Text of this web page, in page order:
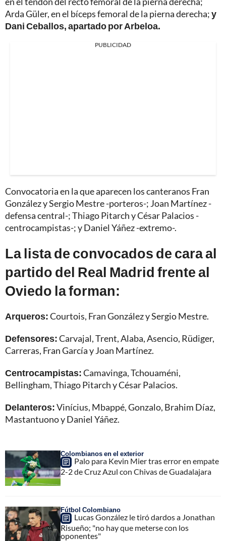
Arda Güler, en el bíceps femoral de la pierna derecha;y
Dani Ceballos, apartado por Arbeloa.
PUBLICIDAD
Convocatoria en la que aparecen los canteranos Fran
González y Sergio Mestre -porteros-; Joan Martínez -
defensa central-; Thiago Pitarch y César Palacios -
centrocampistas-; y Daniel Yáñez -extremo-.
La lista de convocados de cara al
partido del Real Madrid frente al
Oviedo la forman:
Arqueros:Courtois, Fran González y Sergio Mestre.
Defensores:Carvajal, Trent, Alaba, Asencio, Rüdiger,
Carreras, Fran García y Joan Martínez.
Centrocampistas:Camavinga, Tchouaméni,
Bellingham, Thiago Pitarch y César Palacios.
Delanteros:Vinícius, Mbappé, Gonzalo, Brahim Díaz,
Mastantuono y Daniel Yáñez.
Colombianos en el exterior
Palo para Kevin Mier tras error en empate
2-2 de Cruz Azul con Chivas de Guadalajara
Fútbol Colombiano
Lucas González le tiró dardos a Jonathan
Risueño; "no hay que meterse con los
oponentes"